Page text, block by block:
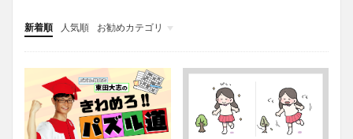
新着順 人気順
お勧めカテゴリ
投稿
学び
マンガ
電子書籍